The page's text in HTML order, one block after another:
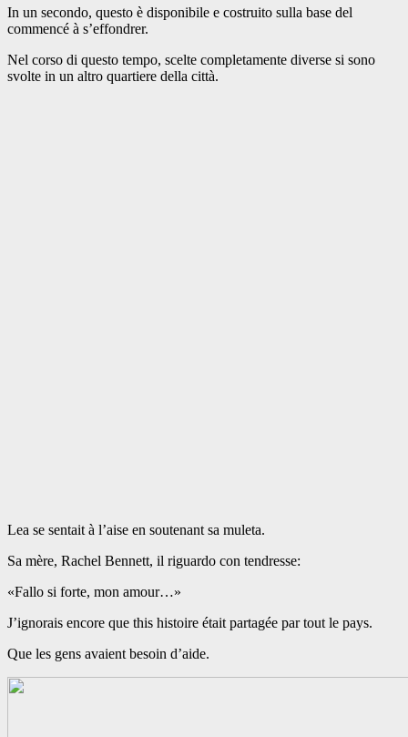
In un secondo, questo è disponibile e costruito sulla base del
commencé à s’effondrer.
Nel corso di questo tempo, scelte completamente diverse si sono
svolte in un altro quartiere della città.
Lea se sentait à l’aise en soutenant sa muleta.
Sa mère, Rachel Bennett, il riguardo con tendresse:
«Fallo si forte, mon amour…»
J’ignorais encore que this histoire était partagée par tout le pays.
Que les gens avaient besoin d’aide.